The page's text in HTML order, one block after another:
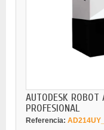
AUTODESK ROBOT
PROFESIONAL
Referencia: